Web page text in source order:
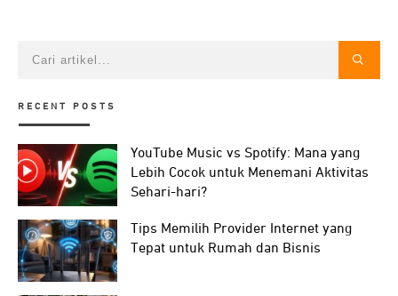
RECENT POSTS
YouTube Music vs Spotify: Mana yang
Lebih Cocok untuk Menemani Aktivitas
Sehari-hari?
Tips Memilih Provider Internet yang
Tepat untuk Rumah dan Bisnis